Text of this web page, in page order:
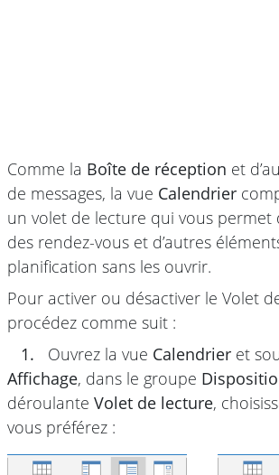
Comme la Boîte de réception et
de messages, la vue Calendrier
un volet de lecture qui vous permet
des rendez-vous et d’autres
planification sans les ouvrir.
Pour activer ou désactiver le Volet
procédez comme suit :
1.
Ouvrez la vue Calendrier et
Affichage, dans le groupe
déroulante Volet de lecture,
vous préférez :